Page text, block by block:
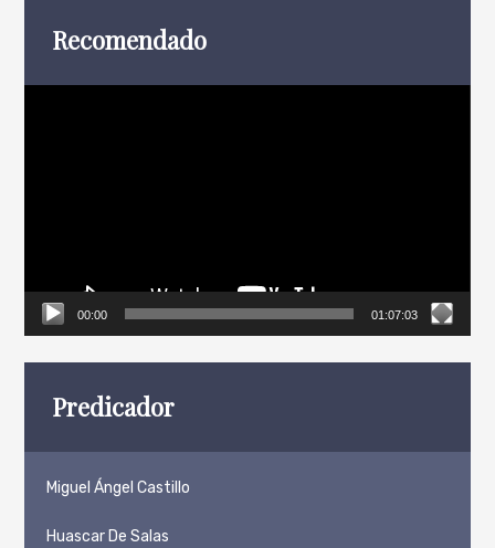
Recomendado
00:00 01:07:03
Predicador
Miguel Ángel Castillo
Huascar De Salas